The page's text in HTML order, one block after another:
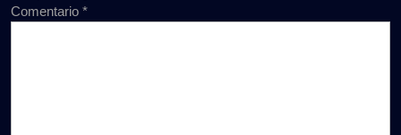
Comentario *